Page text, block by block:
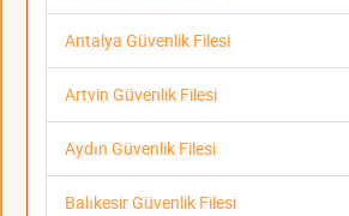
Antalya Güvenlik Filesi
Artvin Güvenlik Filesi
Aydın Güvenlik Filesi
Balıkesir Güvenlik Filesi